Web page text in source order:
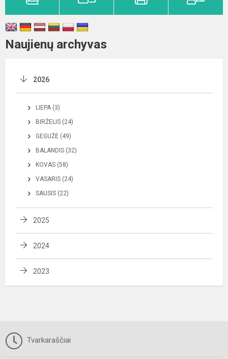
Naujienų archyvas
2026
LIEPA (3)
BIRŽELIS (24)
GEGUŽĖ (49)
BALANDIS (32)
KOVAS (58)
VASARIS (24)
SAUSIS (22)
2025
2024
2023
Tvarkaraščiai